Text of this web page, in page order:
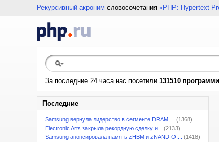
Рекурсивный акроним словосочетания «PHP: Hypertext
За последние 24 часа нас посетили 131510
Последние
Samsung вернула лидерство в сегменте DRAM,...
(1368)
Electronic Arts закрыла рекордную сделку и...
(2133)
Samsung анонсировала память zHBM и zNAND-O,...
(1418)